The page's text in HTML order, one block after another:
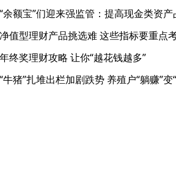
“余额宝”们迎来强监管：提高现金类资产
净值型理财产品挑选难 这些指标要重点
年终奖理财攻略 让你“越花钱越多”
“牛猪”扎堆出栏加剧跌势 养殖户“躺赚”变